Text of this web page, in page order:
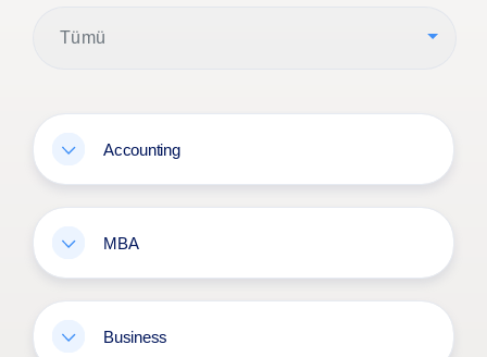
Tümü
Accounting
MBA
Business